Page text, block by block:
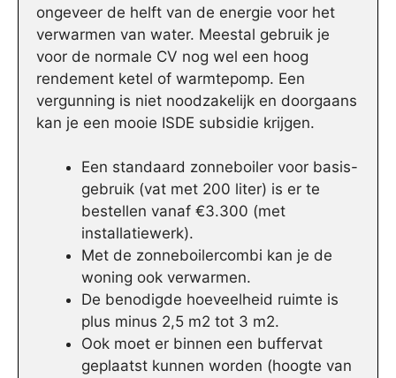
ongeveer de helft van de energie voor het
verwarmen van water. Meestal gebruik je
voor de normale CV nog wel een hoog
rendement ketel of warmtepomp. Een
vergunning is niet noodzakelijk en doorgaans
kan je een mooie ISDE subsidie krijgen.
Een standaard zonneboiler voor basis-
gebruik (vat met 200 liter) is er te
bestellen vanaf €3.300 (met
installatiewerk).
Met de zonneboilercombi kan je de
woning ook verwarmen.
De benodigde hoeveelheid ruimte is
plus minus 2,5 m2 tot 3 m2.
Ook moet er binnen een buffervat
geplaatst kunnen worden (hoogte van